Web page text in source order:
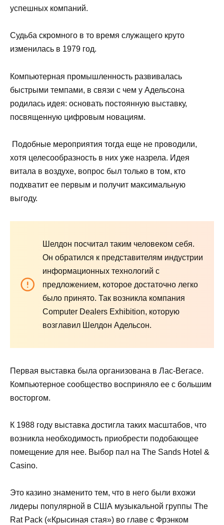
успешных компаний.
Судьба скромного в то время служащего круто
изменилась в 1979 год.
Компьютерная промышленность развивалась
быстрыми темпами, в связи с чем у Адельсона
родилась идея: основать постоянную выставку,
посвященную цифровым новациям.
Подобные мероприятия тогда еще не проводили,
хотя целесообразность в них уже назрела. Идея
витала в воздухе, вопрос был только в том, кто
подхватит ее первым и получит максимальную
выгоду.
Шелдон посчитал таким человеком себя.
Он обратился к представителям индустрии
информационных технологий с
предложением, которое достаточно легко
было принято. Так возникла компания
Computer Dealers Exhibition, которую
возглавил Шелдон Адельсон.
Первая выставка была организована в Лас-Вегасе.
Компьютерное сообщество восприняло ее с большим
восторгом.
К 1988 году выставка достигла таких масштабов, что
возникла необходимость приобрести подобающее
помещение для нее. Выбор пал на The Sands Hotel &
Casino.
Это казино знаменито тем, что в него были вхожи
лидеры популярной в США музыкальной группы The
Rat Pack («Крысиная стая») во главе с Фрэнком